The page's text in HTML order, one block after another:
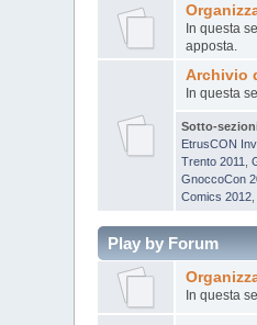
In questa
apposta.
Archivio
In questa
Sotto-
EtrusCON
Trento 2011
,
GnoccoCon
Comics 2012
Play by Forum
In questa